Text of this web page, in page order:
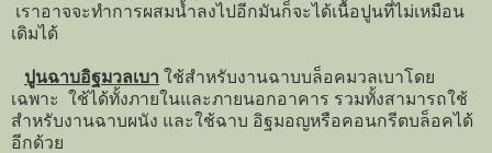
เราอาจจะทำการผสมน้ำลงไปอีกมันก็จะได้เนื้อปูนที่ไม่เหมือน
เดิมได้
ปูนฉาบอิฐมวลเบา ใช้สำหรับงานฉาบบล็อคมวลเบาโดย
เฉพาะ ใช้ได้ทั้งภายในและภายนอกอาคาร รวมทั้งสามารถใช้
สำหรับงานฉาบผนัง และใช้ฉาบ อิฐมอญหรือคอนกรีตบล็อคได้
อีกด้วย